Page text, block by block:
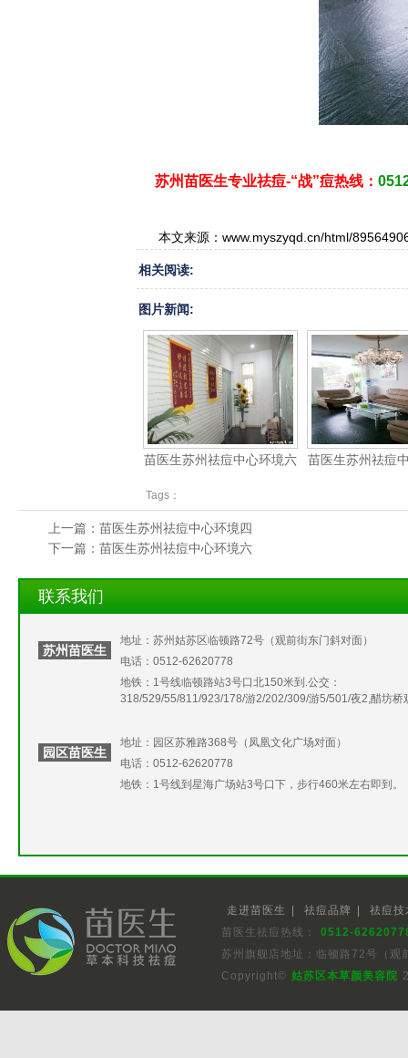
苏州苗医生专业祛痘-“战”痘热线：
本文来源：www.myszyqd.cn/html/
相关阅读:
图片新闻:
苗医生苏州祛痘中心环境六 苗医生苏州祛痘
Tags：
上一篇： 苗医生苏州祛痘中心环境四
下一篇： 苗医生苏州祛痘中心环境六
联系我们
苏州苗医生
地址：苏州姑苏区临顿路72号（观前街东门斜对面）
电话：0512-62620778
地铁：1号线临顿路站3号口北150米到.公交：
318/529/55/811/923/178/游2/202/309/游5/501/夜2,醋坊桥
园区苗医生
地址：园区苏雅路368号（凤凰文化广场对面）
电话：0512-62620778
地铁：1号线到星海广场站3号口下，步行460米左右即到。
走进苗医生 祛痘品牌
祛痘技
苗医生祛痘热线：
0512-
苏州旗舰店地址：临顿路72号（观
Copyright© 姑苏区本草颜美容院